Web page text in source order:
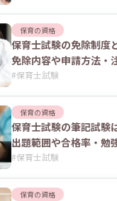
保育の資格
保育士試験の免除制度
免除内容や申請方法・
#保育士試験
保育の資格
保育士試験の筆記試験
出題範囲や合格率・勉
#保育士試験
保育の資格